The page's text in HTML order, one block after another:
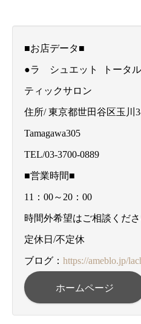
■お店データ■
●ラ シュエット トータル
ティックサロン
住所/ 東京都世田谷区玉川
Tamagawa305
TEL/03-3700-0889
■営業時間■
11：00～20：00
時間外希望はご相談くださ
定休日/不定休
ブログ： https://ameblo.jp/
ホームページ